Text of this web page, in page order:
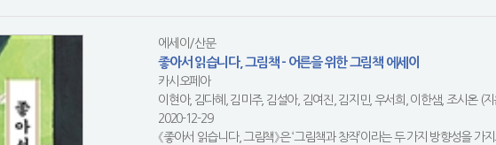
에세이/산문
좋아서 읽습니다, 그림책 - 어른을 위한 그림책 에세이
카시오페아
이현아, 김다혜, 김미주, 김설아, 김여진, 김지민, 우서희, 이한샘, 조시온 (
2020-12-29
《좋아서 읽습니다, 그림책》은 ‘그림책과 창작’이라는 두 가지 방향성을